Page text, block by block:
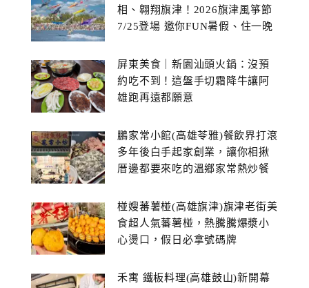
相、翱翔旗津！2026旗津風箏節
7/25登場 邀你FUN暑假、住一晚
屏東美食｜新園汕頭火鍋：沒預
約吃不到！這盤手切霜降牛讓阿
雄跑再遠都願意
鵬家常小館(高雄苓雅)餐飲界打滾
多年後白手起家創業，讓你相揪
厝邊都要來吃的溫鄉家常熱炒餐
椪嫂蕃薯椪(高雄旗津)旗津老街美
食超人氣蕃薯椪，熱騰騰爆漿小
心燙口，假日必拿號碼牌
禾寓 鐵板料理(高雄鼓山)新開幕